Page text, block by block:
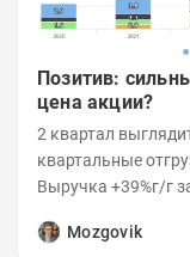
Позитив:
цена акции?
2 квартал выглядит сильно 8,3 млрд
квартальные
Выручка +39%г/г
Mozgovik